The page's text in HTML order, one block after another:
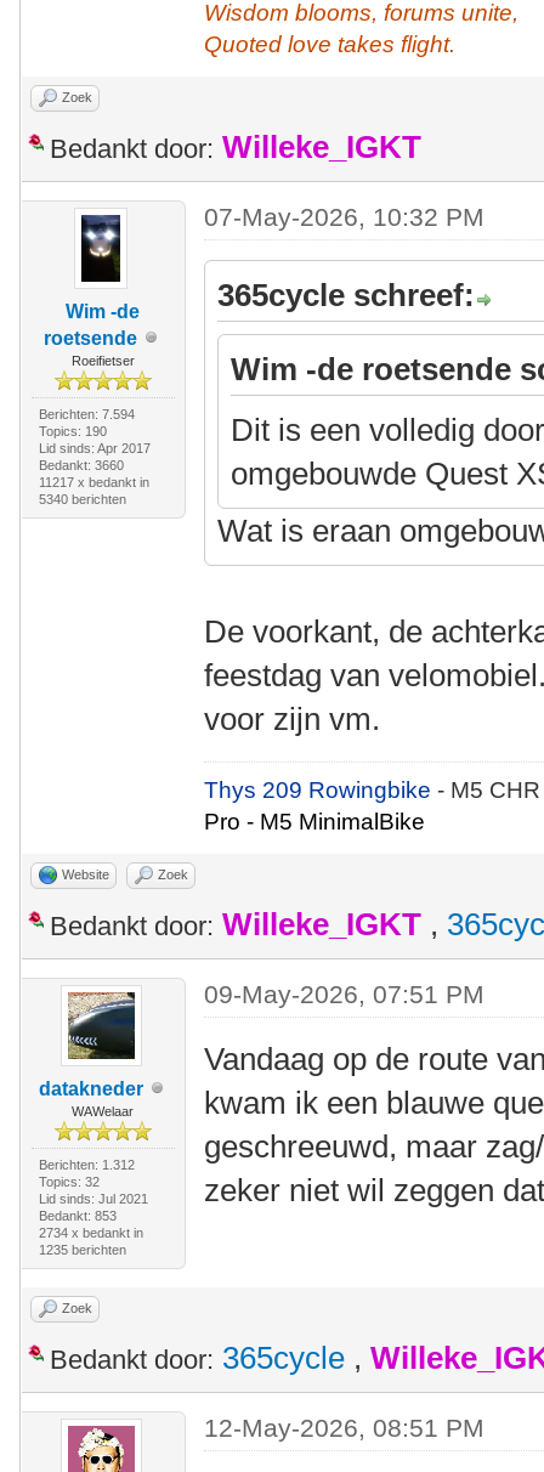
Wisdom blooms, forums unite,
Quoted love takes flight.
Zoek
Bedankt door: Willeke_IGKT
Wim -de
roetsende
Roeifietser
Berichten: 7.594
Topics: 190
Lid sinds: Apr 2017
Bedankt: 3660
11217 x bedankt in
5340 berichten
07-May-2026, 10:32 PM
365cycle schreef:
Wim -de roetsende
Dit is een volledig
omgebouwde Quest
Wat is eraan
De voorkant, de
feestdag van
voor zijn vm.
Thys 209 Rowingbike- M5
Pro - M5 MinimalBike
Website Zoek
Bedankt door: Willeke_IGKT ,
datakneder
WAWelaar
Berichten: 1.312
Topics: 32
Lid sinds: Jul 2021
Bedankt: 853
2734 x bedankt in
1235 berichten
09-May-2026, 07:51 PM
Vandaag op de route
kwam ik een blauwe
geschreeuwd, maar
zeker niet wil zeggen
Zoek
Bedankt door: 365cycle ,
12-May-2026, 08:51 PM